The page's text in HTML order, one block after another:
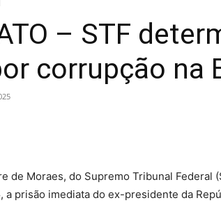
– STF
corrupção na
de Moraes, do Supremo Tribunal Federal
a prisão imediata do ex-presidente da